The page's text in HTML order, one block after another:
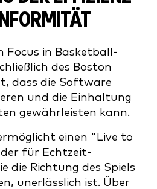
Focus in Basketball-
des Boston
dass die Software
und die Einhaltung
gewährleisten kann.
einen "Live to
für Echtzeit-
die Richtung des Spiels
unerlässlich ist. Über